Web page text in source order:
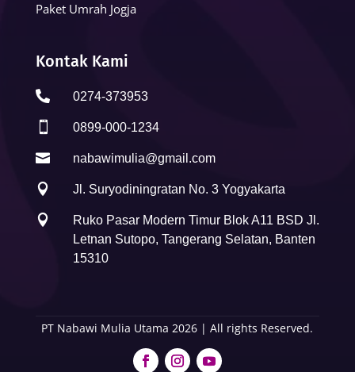
Paket Umrah Jogja
Kontak Kami
 0274-373953
 0899-000-1234
 nabawimulia@gmail.com
 Jl. Suryodiningratan No. 3 Yogyakarta

Ruko Pasar Modern Timur Blok A11 BSD Jl.
Letnan Sutopo, Tangerang Selatan, Banten
15310
PT Nabawi Mulia Utama 2026 | All rights Reserved.